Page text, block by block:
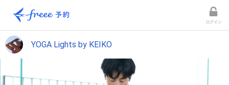
ログイン
YOGA Lights by KEIKO